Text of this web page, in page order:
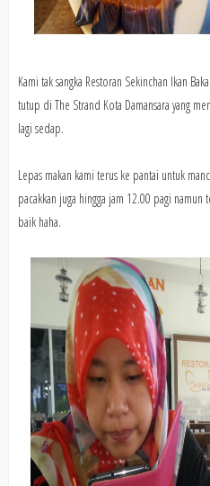
Kami tak sangka Restoran Sekinchan Ikan
tutup di The Strand Kota Damansara yang
lagi sedap.
Lepas makan kami terus ke pantai untuk
pacakkan juga hingga jam 12.00 pagi
baik haha.